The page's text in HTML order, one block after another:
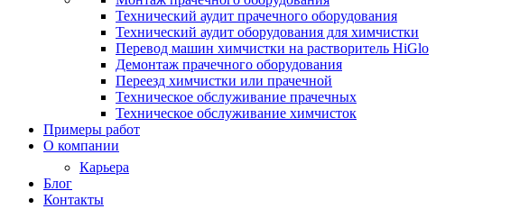
Технический аудит прачечного оборудования
Технический аудит оборудования для химчистки
Перевод машин химчистки на растворитель HiGlo
Демонтаж прачечного оборудования
Переезд химчистки или прачечной
Техническое обслуживание прачечных
Техническое обслуживание химчисток
Примеры работ
О компании
Карьера
Блог
Контакты